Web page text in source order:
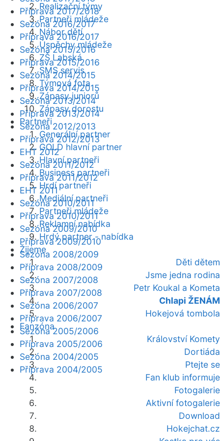
Realizační týmy
Partneři mládeže
Nábor dětí
Úspěchy mládeže
ZŠ Labská
SMS servis
Týmová fota
Zápasy juniorů
Zápasy dorostu
Partneři
Generální partner
GOLD hlavní partner
Hlavní partneři
Business partneři
Hrdí partneři
Mediální partneři
Partneři mládeže
Reklamní nabídka
Hrdý partner - nabídka
Žijeme
Děti dětem
Jsme jedna rodina
Petr Koukal a Kometa
Chlapi ŽENÁM
Hokejová tombola
Fanzóna
Království Komety
Dortiáda
Ptejte se
Fan klub informuje
Fotogalerie
Aktivní fotogalerie
Download
Hokejchat.cz
Příprava 2017/2018
Sezóna 2016/2017
Příprava 2016/2017
Sezóna 2015/2016
Příprava 2015/2016
Sezóna 2014/2015
Příprava 2014/2015
Sezóna 2013/2014
Příprava 2013/2014
Sezóna 2012/2013
Příprava 2012/2013
EHT 2012
Sezóna 2011/2012
Příprava 2011/2012
EHT 2011
Sezóna 2010/2011
Příprava 2010/2011
Sezóna 2009/2010
Příprava 2009/2010
Sezóna 2008/2009
Příprava 2008/2009
Sezóna 2007/2008
Příprava 2007/2008
Sezóna 2006/2007
Příprava 2006/2007
Sezóna 2005/2006
Příprava 2005/2006
Sezóna 2004/2005
Příprava 2004/2005